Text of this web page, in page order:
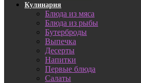
Кулинария
Блюда из мяса
Блюда из рыбы
Бутерброды
Выпечка
Десерты
Напитки
Первые блюда
Салаты